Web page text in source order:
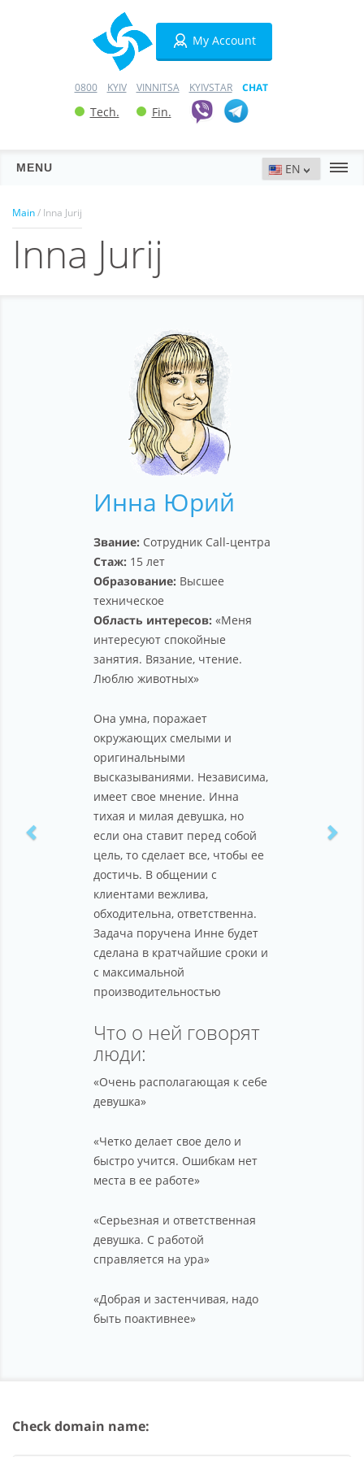
My Account
0800 KYIV VINNITSA KYIVSTAR CHAT
Tech. Fin.
MENU
Domains
Main/ Inna Jurij
Inna Jurij
Инна Юрий
Звание: Сотрудник Call-центра
Стаж: 15 лет
Образование: Высшее
техническое
Область интересов: «Меня
интересуют спокойные
занятия. Вязание, чтение.
Люблю животных»
Она умна, поражает
окружающих смелыми и
оригинальными
высказываниями. Независима,
имеет свое мнение. Инна
тихая и милая девушка, но
если она ставит перед собой
цель, то сделает все, чтобы ее
достичь. В общении с
клиентами вежлива,
обходительна, ответственна.
Задача поручена Инне будет
сделана в кратчайшие сроки и
с максимальной
производительностью
Что о ней говорят
люди:
«Очень располагающая к себе
девушка»
«Четко делает свое дело и
быстро учится. Ошибкам нет
места в ее работе»
«Серьезная и ответственная
девушка. С работой
справляется на ура»
«Добрая и застенчивая, надо
быть поактивнее»
Check domain name: